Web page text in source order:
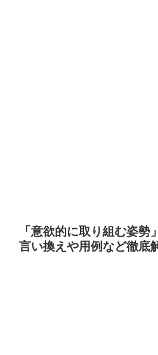
「意欲的に取り組む姿勢
言い換えや用例など徹底